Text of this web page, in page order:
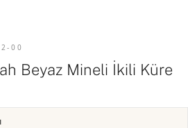
00
Beyaz Mineli İkili Küre